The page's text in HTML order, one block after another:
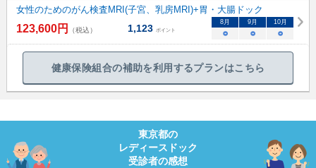
女性のためのがん検査MRI(子宮、乳房MRI)+胃・大腸ドック
123,600円 （税込） 1,123 ポイント
8月 9月 10月
○ ○ ○
健康保険組合の補助を利用するプランはこちら
東京都の
レディースドック
受診者の感想